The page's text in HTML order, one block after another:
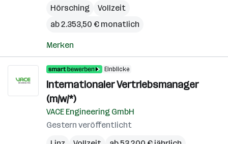
Hörsching
Vollzeit
ab 2.353,50 € monatlich
Merken
Einblicke
Internationaler Vertriebsmanager
(m/w/*)
VACE Engineering GmbH
Gestern veröffentlicht